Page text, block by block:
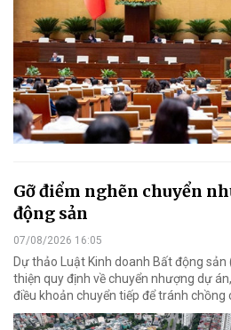
Gỡ điểm nghẽn chuyển
động sản
07/08/2026 16:05
Dự thảo Luật Kinh doanh Bất động
thiện quy định về chuyển nhượng dự
điều khoản chuyển tiếp để tránh chồng